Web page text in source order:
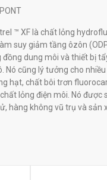
™ XF là chất lỏng
suy giảm tầng ôzôn
dung môi và thiết bị
Nó cũng lý tưởng cho
hạt, chất bôi trơn
lỏng điện môi. Nó
hàng không vũ trụ và sản